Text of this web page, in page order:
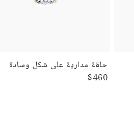
حلقة مدارية على شكل وسادة
$460